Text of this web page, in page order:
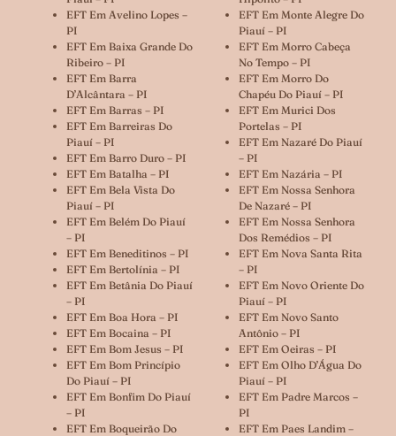
EFT Em Avelino Lopes –
PI
EFT Em Baixa Grande Do
Ribeiro – PI
EFT Em Barra
D’Alcântara – PI
EFT Em Barras – PI
EFT Em Barreiras Do
Piauí – PI
EFT Em Barro Duro – PI
EFT Em Batalha – PI
EFT Em Bela Vista Do
Piauí – PI
EFT Em Belém Do Piauí
– PI
EFT Em Beneditinos – PI
EFT Em Bertolínia – PI
EFT Em Betânia Do Piauí
– PI
EFT Em Boa Hora – PI
EFT Em Bocaina – PI
EFT Em Bom Jesus – PI
EFT Em Bom Princípio
Do Piauí – PI
EFT Em Bonfim Do Piauí
– PI
EFT Em Boqueirão Do
EFT Em Monte Alegre Do
Piauí – PI
EFT Em Morro Cabeça
No Tempo – PI
EFT Em Morro Do
Chapéu Do Piauí – PI
EFT Em Murici Dos
Portelas – PI
EFT Em Nazaré Do Piauí
– PI
EFT Em Nazária – PI
EFT Em Nossa Senhora
De Nazaré – PI
EFT Em Nossa Senhora
Dos Remédios – PI
EFT Em Nova Santa Rita
– PI
EFT Em Novo Oriente Do
Piauí – PI
EFT Em Novo Santo
Antônio – PI
EFT Em Oeiras – PI
EFT Em Olho D’Água Do
Piauí – PI
EFT Em Padre Marcos –
PI
EFT Em Paes Landim –